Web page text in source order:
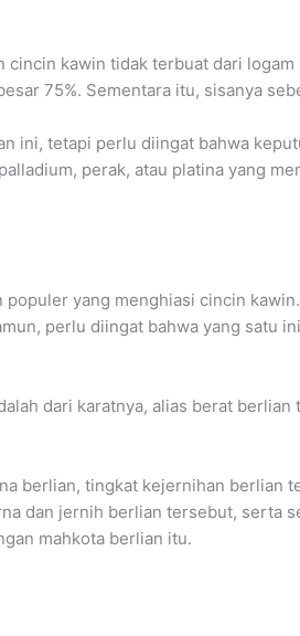
cincin kawin tidak terbuat dari
75%. Sementara itu, sisanya
ini, tetapi perlu diingat bahwa
perak, atau platina yang
yang menghiasi cincin
perlu diingat bahwa yang satu
dari karatnya, alias berat
berlian, tingkat kejernihan berlian
dan jernih berlian tersebut, serta
mahkota berlian itu.